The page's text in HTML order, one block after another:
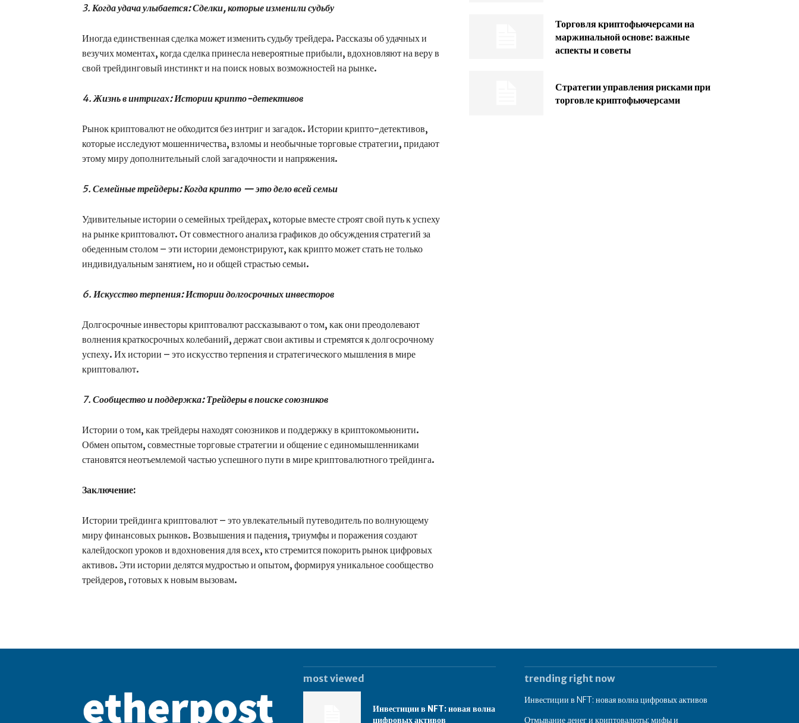
3. Когда удача улыбается: Сделки, которые изменили судьбу
Иногда единственная сделка может изменить судьбу трейдера. Рассказы об удачных и
везучих моментах, когда сделка принесла невероятные прибыли, вдохновляют на веру в
свой трейдинговый инстинкт и на поиск новых возможностей на рынке.
4.Жизнь в интригах: Истории крипто-детективов
Рынок криптовалют не обходится без интриг и загадок. Истории крипто-детективов,
которые исследуют мошенничества, взломы и необычные торговые стратегии, придают
этому миру дополнительный слой загадочности и напряжения.
5. Семейные трейдеры: Когда крипто — это дело всей семьи
Удивительные истории о семейных трейдерах, которые вместе строят свой путь к успеху
на рынке криптовалют. От совместного анализа графиков до обсуждения стратегий за
обеденным столом – эти истории демонстрируют, как крипто может стать не только
индивидуальным занятием, но и общей страстью семьи.
6. Искусство терпения: Истории долгосрочных инвесторов
Долгосрочные инвесторы криптовалют рассказывают о том, как они преодолевают
волнения краткосрочных колебаний, держат свои активы и стремятся к долгосрочному
успеху. Их истории – это искусство терпения и стратегического мышления в мире
криптовалют.
7. Сообщество и поддержка: Трейдеры в поиске союзников
Истории о том, как трейдеры находят союзников и поддержку в криптокомьюнити.
Обмен опытом, совместные торговые стратегии и общение с единомышленниками
становятся неотъемлемой частью успешного пути в мире криптовалютного трейдинга.
Заключение:
Истории трейдинга криптовалют – это увлекательный путеводитель по волнующему
миру финансовых рынков. Возвышения и падения, триумфы и поражения создают
калейдоскоп уроков и вдохновения для всех, кто стремится покорить рынок цифровых
активов. Эти истории делятся мудростью и опытом, формируя уникальное сообщество
трейдеров, готовых к новым вызовам.
Торговля криптофьючерсами на
маржинальной основе: важные
аспекты и советы
Стратегии управления рисками при
торговле криптофьючерсами
most viewed
Инвестиции в NFT: новая волна
цифровых активов
trending right now
Инвестиции в NFT: новая волна цифровых активов
Отмывание денег и криптовалюты: мифы и